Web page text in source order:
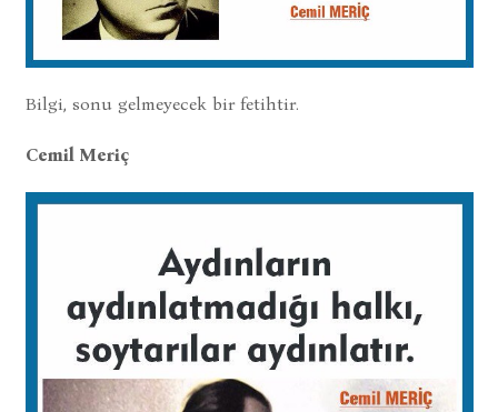
Bilgi, sonu gelmeyecek bir fetihtir.
Cemil Meriç